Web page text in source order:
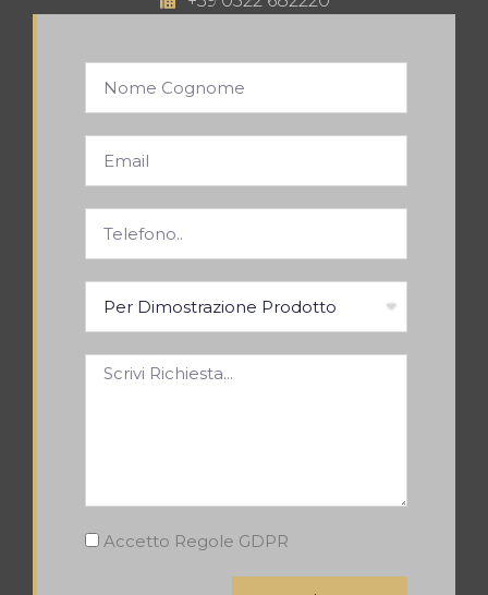
Accetto Regole GDPR